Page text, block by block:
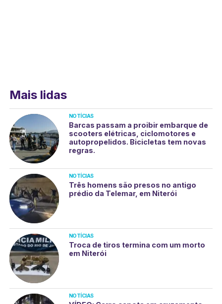
Mais lidas
NOTÍCIAS
Barcas passam a proibir embarque de
scooters elétricas, ciclomotores e
autopropelidos. Bicicletas tem novas
regras.
NOTÍCIAS
Três homens são presos no antigo
prédio da Telemar, em Niterói
NOTÍCIAS
Troca de tiros termina com um morto
em Niterói
NOTÍCIAS